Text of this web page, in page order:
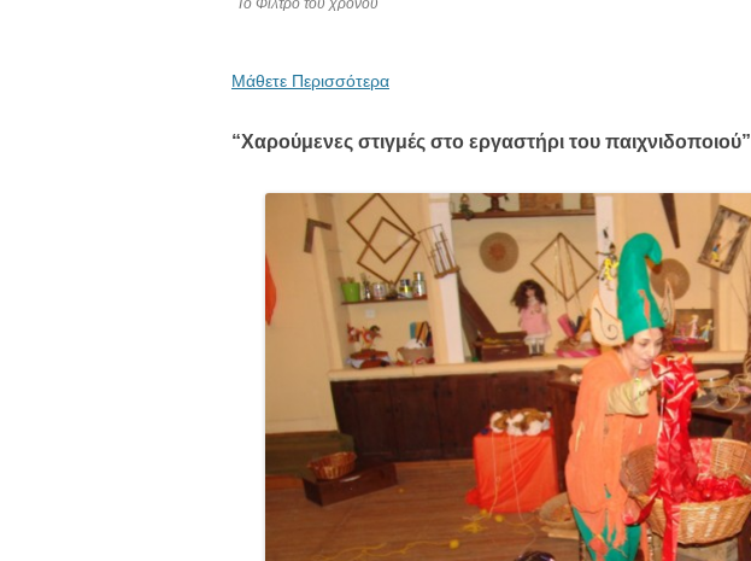
Το Φίλτρο του χρόνου
Μάθετε Περισσότερα
“Χαρούμενες στιγμές στο εργαστήρι του παιχνιδοποιού”